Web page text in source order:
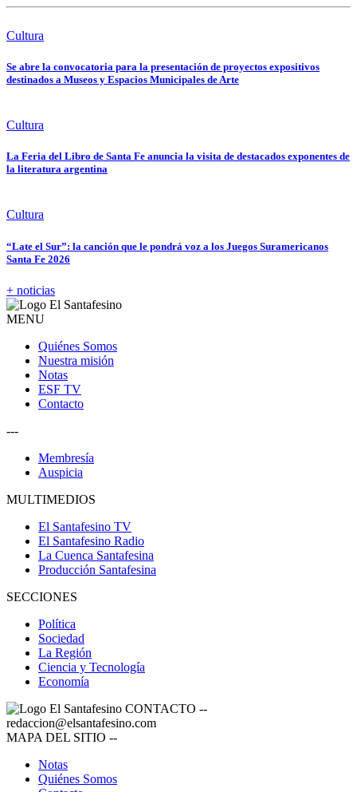
Cultura
Se abre la convocatoria para la presentación de proyectos expositivos
destinados a Museos y Espacios Municipales de Arte
Cultura
La Feria del Libro de Santa Fe anuncia la visita de destacados exponentes de
la literatura argentina
Cultura
“Late el Sur”: la canción que le pondrá voz a los Juegos Suramericanos
Santa Fe 2026
+ noticias
MENU
Quiénes Somos
Nuestra misión
Notas
ESF TV
Contacto
---
Membresía
Auspicia
MULTIMEDIOS
El Santafesino TV
El Santafesino Radio
La Cuenca Santafesina
Producción Santafesina
SECCIONES
Política
Sociedad
La Región
Ciencia y Tecnología
Economía
CONTACTO --
redaccion@elsantafesino.com
MAPA DEL SITIO --
Notas
Quiénes Somos